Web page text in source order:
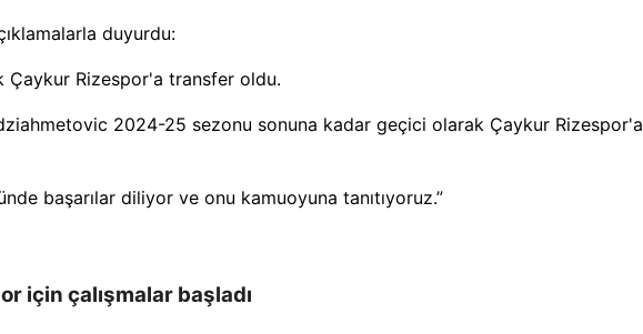
duyurdu:
Rizespor'a transfer oldu.
2024-25 sezonu sonuna kadar geçici olarak Çaykur Rizespor'a
başarılar diliyor ve onu kamuoyuna tanıtıyoruz.”
için çalışmalar başladı